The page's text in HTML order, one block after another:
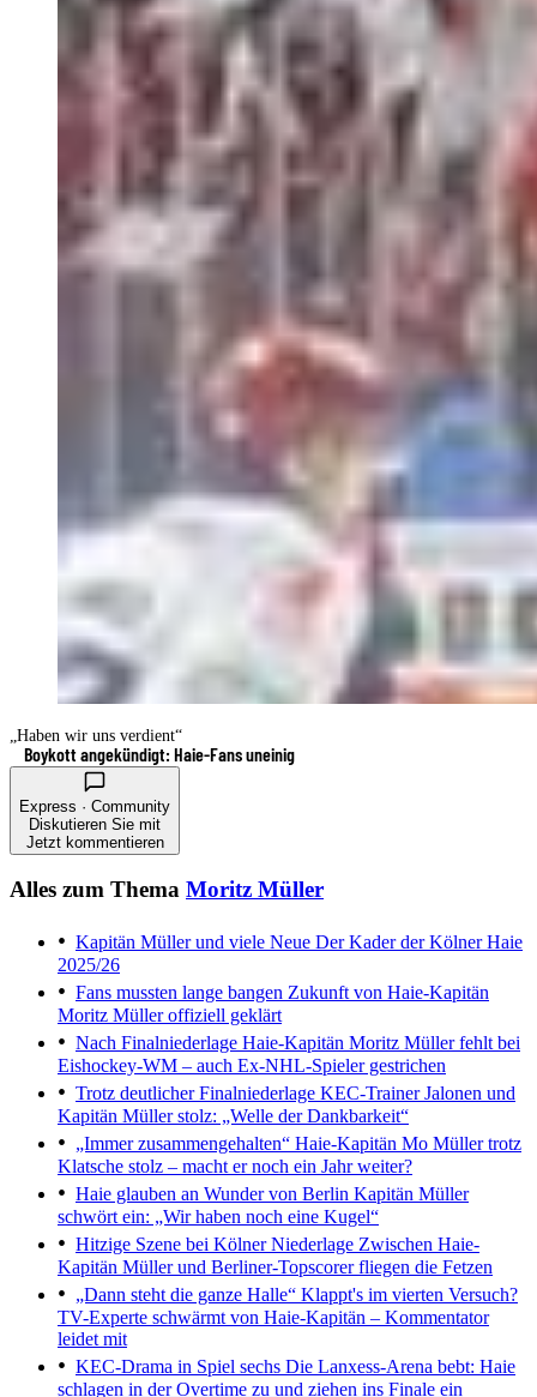
„Haben wir uns verdient“
Boykott angekündigt: Haie-Fans uneinig
Express · Community
Diskutieren Sie mit
Jetzt kommentieren
Alles zum Thema Moritz Müller
Kapitän Müller und viele Neue Der Kader der Kölner Haie
2025/26
Fans mussten lange bangen Zukunft von Haie-Kapitän
Moritz Müller offiziell geklärt
Nach Finalniederlage Haie-Kapitän Moritz Müller fehlt bei
Eishockey-WM – auch Ex-NHL-Spieler gestrichen
Trotz deutlicher Finalniederlage KEC-Trainer Jalonen und
Kapitän Müller stolz: „Welle der Dankbarkeit“
„Immer zusammengehalten“ Haie-Kapitän Mo Müller trotz
Klatsche stolz – macht er noch ein Jahr weiter?
Haie glauben an Wunder von Berlin Kapitän Müller
schwört ein: „Wir haben noch eine Kugel“
Hitzige Szene bei Kölner Niederlage Zwischen Haie-
Kapitän Müller und Berliner-Topscorer fliegen die Fetzen
„Dann steht die ganze Halle“ Klappt's im vierten Versuch?
TV-Experte schwärmt von Haie-Kapitän – Kommentator
leidet mit
KEC-Drama in Spiel sechs Die Lanxess-Arena bebt: Haie
schlagen in der Overtime zu und ziehen ins Finale ein